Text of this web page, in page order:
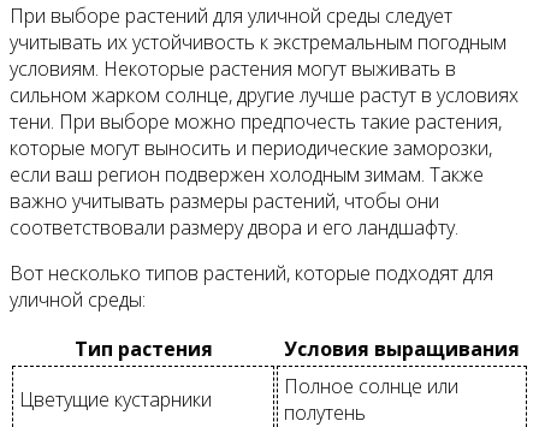
При выборе растений для уличной среды следует
учитывать их устойчивость к экстремальным погодным
условиям. Некоторые растения могут выживать в
сильном жарком солнце, другие лучше растут в условиях
тени. При выборе можно предпочесть такие растения,
которые могут выносить и периодические заморозки,
если ваш регион подвержен холодным зимам. Также
важно учитывать размеры растений, чтобы они
соответствовали размеру двора и его ландшафту.
Вот несколько типов растений, которые подходят для
уличной среды:
Тип растения
Условия выращивания
Цветущие кустарники
Полное солнце или
полутень